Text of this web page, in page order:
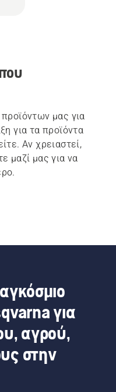
μας για
για τα προϊόντα
Αν χρειαστεί,
μαζί μας για να
για
αγρού,
στην